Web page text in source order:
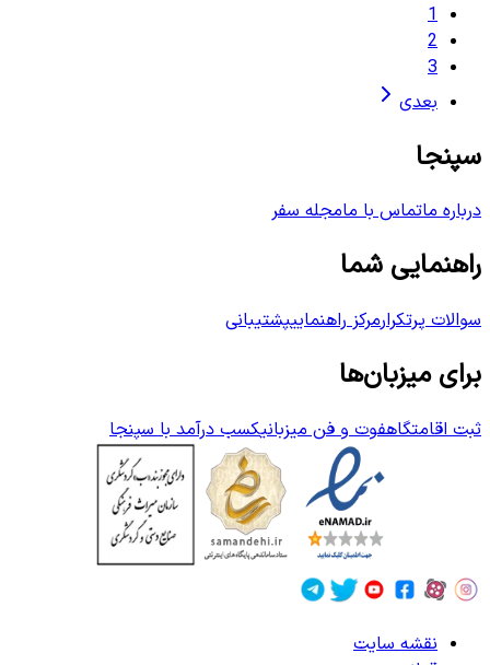
1
2
3
بعدی
سپنجا
درباره ماتماس با مامجله سفر
راهنمایی شما
سوالات پرتکرارمرکز راهنماییپشتیبانی
برای میزبان‌ها
ثبت اقامتگاهفوت و فن میزبانیکسب درآمد با سپنجا
نقشه سایت